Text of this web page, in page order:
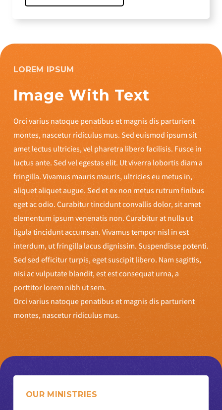
OUR MINISTRIES
LOREM IPSUM
Image With Text
Orci varius natoque penatibus et magnis dis parturient
montes, nascetur ridiculus mus. Sed euismod ipsum sit
amet lectus ultricies, vel pharetra libero facilisis. Fusce in
luctus ante. Sed vel egestas elit. Ut viverra lobortis diam a
fringilla. Vivamus mauris mauris, ultricies eu metus in,
aliquet aliquet augue. Sed et ex non metus rutrum finibus
eget ac odio. Curabitur tincidunt convallis dolor, sit amet
elementum ipsum venenatis non. Curabitur at nulla ut
ligula tincidunt accumsan. Vivamus tempor nisl in est
interdum, ut fringilla lacus dignissim. Suspendisse potenti.
Sed sed efficitur turpis, eget suscipit libero. Nam sagittis,
nisi ac vulputate blandit, est est consequat urna, a
porttitor lorem nibh ut sem.
Orci varius natoque penatibus et magnis dis parturient
montes, nascetur ridiculus mus.